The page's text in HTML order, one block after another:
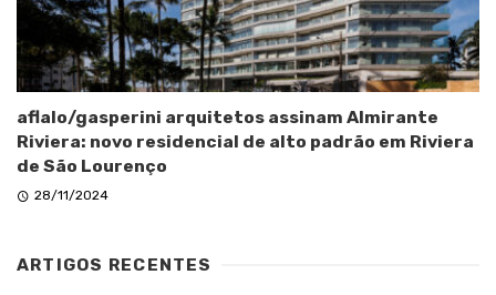
aflalo/gasperini arquitetos assinam Almirante
Riviera: novo residencial de alto padrão em Riviera
de São Lourenço
28/11/2024
ARTIGOS RECENTES